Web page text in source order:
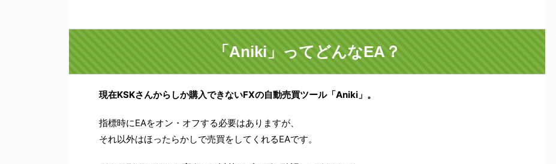
「Aniki」ってどんなEA？
現在KSKさんからしか購入できないFXの自動売買ツール「Aniki」。
指標時にEAをオン・オフする必要はありますが、
それ以外はほったらかしで売買をしてくれるEAです。